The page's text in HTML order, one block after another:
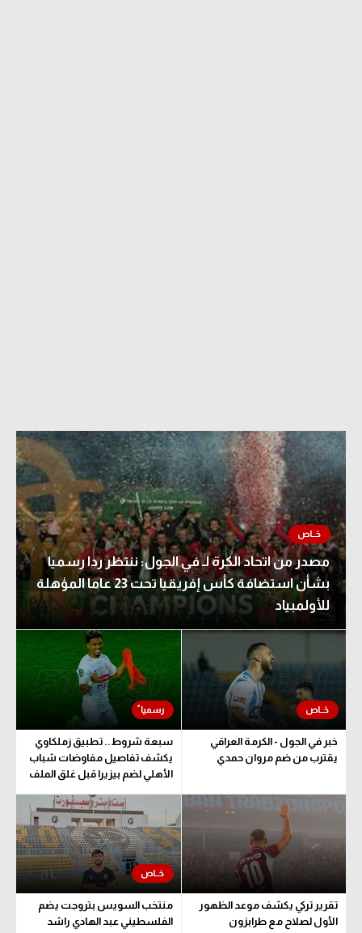
مصدر من اتحاد الكرة لـ في الجول: ننتظر ردا رسميا
بشأن استضافة كأس إفريقيا تحت 23 عاما المؤهلة
للأولمبياد
خبر في الجول - الكرمة العراقي
يقترب من ضم مروان حمدي
سبعة شروط.. تطبيق زملكاوي
يكشف تفاصيل مفاوضات شباب
الأهلي لضم بيزيرا قبل غلق الملف
تقرير تركي يكشف موعد الظهور
الأول لصلاح مع طرابزون
منتخب السويس بتروجت يضم
الفلسطيني عبد الهادي راشد